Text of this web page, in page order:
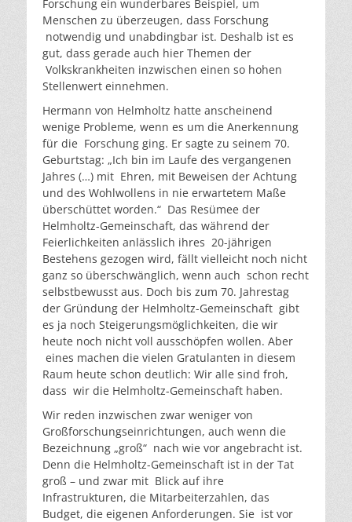
Forschung ein wunderbares Beispiel, um
Menschen zu überzeugen, dass Forschung
notwendig und unabdingbar ist. Deshalb ist es
gut, dass gerade auch hier Themen der
Volkskrankheiten inzwischen einen so hohen
Stellenwert einnehmen.
Hermann von Helmholtz hatte anscheinend
wenige Probleme, wenn es um die Anerkennung
für die Forschung ging. Er sagte zu seinem 70.
Geburtstag: „Ich bin im Laufe des vergangenen
Jahres (…) mit Ehren, mit Beweisen der Achtung
und des Wohlwollens in nie erwartetem Maße
überschüttet worden.“ Das Resümee der
Helmholtz-Gemeinschaft, das während der
Feierlichkeiten anlässlich ihres 20-jährigen
Bestehens gezogen wird, fällt vielleicht noch nicht
ganz so überschwänglich, wenn auch schon recht
selbstbewusst aus. Doch bis zum 70. Jahrestag
der Gründung der Helmholtz-Gemeinschaft gibt
es ja noch Steigerungsmöglichkeiten, die wir
heute noch nicht voll ausschöpfen wollen. Aber
eines machen die vielen Gratulanten in diesem
Raum heute schon deutlich: Wir alle sind froh,
dass wir die Helmholtz-Gemeinschaft haben.
Wir reden inzwischen zwar weniger von
Großforschungseinrichtungen, auch wenn die
Bezeichnung „groß“ nach wie vor angebracht ist.
Denn die Helmholtz-Gemeinschaft ist in der Tat
groß – und zwar mit Blick auf ihre
Infrastrukturen, die Mitarbeiterzahlen, das
Budget, die eigenen Anforderungen. Sie ist vor